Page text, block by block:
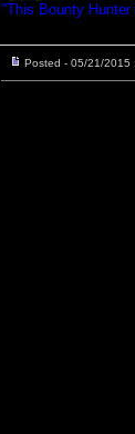
"This Bounty
Posted - 05/21/